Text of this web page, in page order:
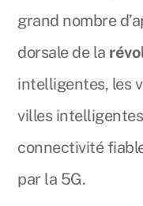
grand nombre
dorsale de la
intelligentes, les
villes
connectivité
par la 5G.